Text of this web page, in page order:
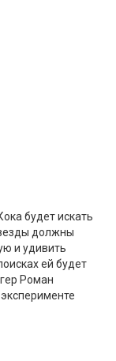
будет искать
должны
и удивить
ей будет
Роман